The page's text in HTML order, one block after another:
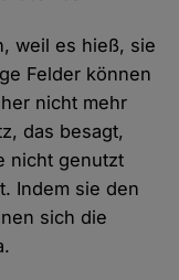
weil es hieß, sie
Felder können
nicht mehr
das besagt,
nicht genutzt
Indem sie den
sich die